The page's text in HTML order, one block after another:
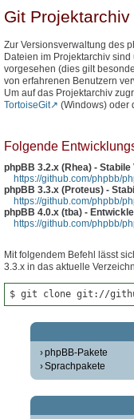
Git Projektarchiv
Zur Versionsverwaltung des
Dateien im Projektarchiv
vorgesehen (dies gilt
von erfahrenen Benutzern
Um auf das Projektarchiv
TortoiseGit
(Windows) oder
Folgende
phpBB 3.2.x (Rhea) - Stabile
https://github.com/phpbb/
phpBB 3.3.x (Proteus) -
https://github.com/phpbb/
phpBB 4.0.x (tba) -
https://github.com/phpbb/
Mit folgendem Befehl lässt
3.3.x in das aktuelle
$ git clone git://
phpBB-Pakete
Sprachpakete